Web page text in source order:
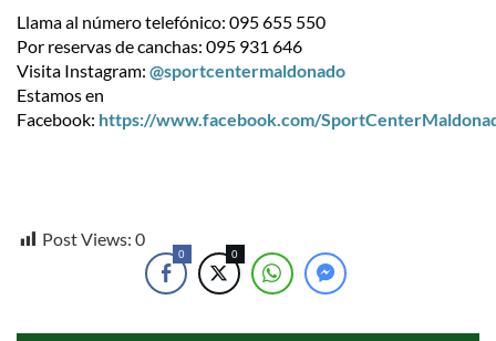
Llama al número telefónico: 095 655 550
Por reservas de canchas: 095 931 646
Visita Instagram: @sportcentermaldonado
Estamos en
Facebook: https://www.facebook.com/
Post Views: 0
0 0